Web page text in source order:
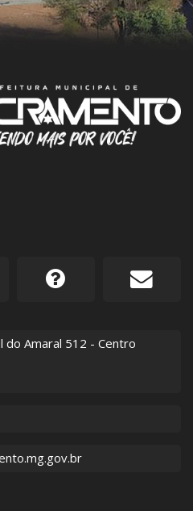
do Amaral 512 - Centro